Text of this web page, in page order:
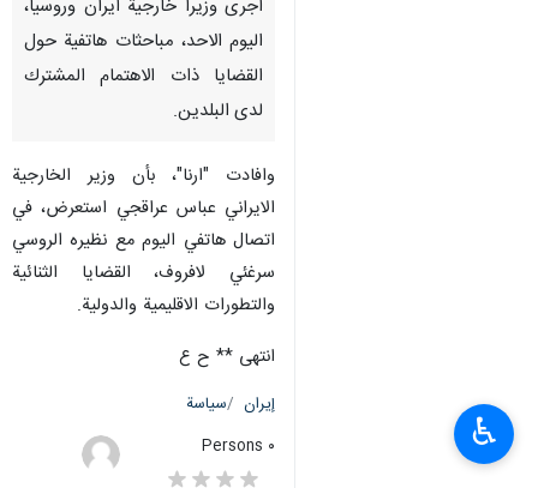
اجرى وزيرا خارجية ايران وروسيا،
اليوم الاحد، مباحثات هاتفية حول
القضايا ذات الاهتمام المشترك
لدى البلدين.
وافادت "ارنا"، بأن وزير الخارجية
الايراني عباس عراقجي استعرض، في
اتصال هاتفي اليوم مع نظيره الروسي
سرغئي لافروف، القضايا الثنائية
والتطورات الاقليمية والدولية.
انتهى ** ح ع
إيران
سياسة
٠ Persons
♿︎